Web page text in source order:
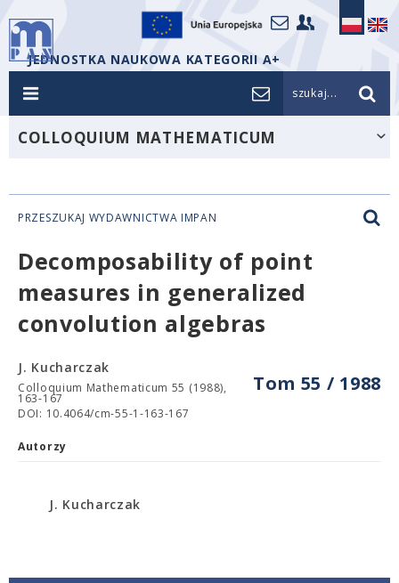
JEDNOSTKA NAUKOWA KATEGORII A+
szukaj...
COLLOQUIUM MATHEMATICUM
PRZESZUKAJ WYDAWNICTWA IMPAN
Decomposability of point
measures in generalized
convolution algebras
Tom 55 / 1988
J. Kucharczak
Colloquium Mathematicum 55 (1988),
163-167
DOI: 10.4064/cm-55-1-163-167
Autorzy
J. Kucharczak